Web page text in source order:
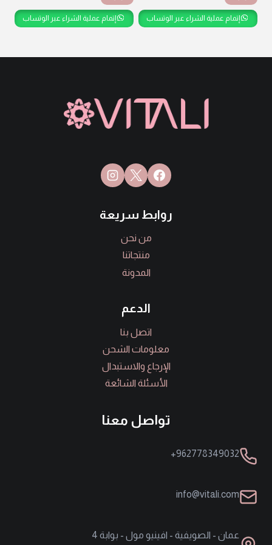
إتمام عملية الشراء عبر الوتساب إتمام عملية الشراء عبر الوتساب
روابط سريعة
من نحن
منتجاتنا
المدونة
الدعم
اتصل بنا
معلومات الشحن
الإرجاع والاستبدال
الأسئلة الشائعة
تواصل معنا
962778349032+
info@vitali.com
عمان - الصويفية - افينيو مول - بوابة 4